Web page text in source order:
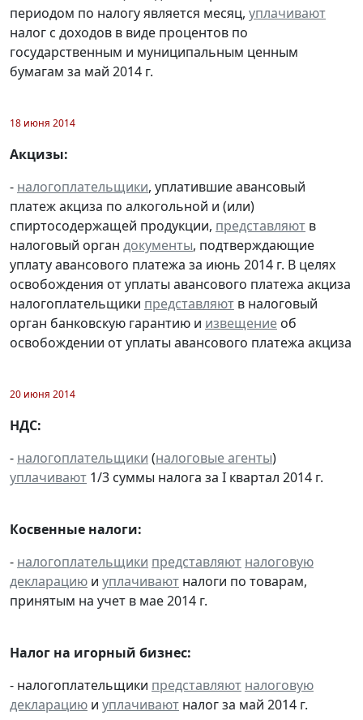
периодом по налогу является месяц, уплачивают
налог с доходов в виде процентов по
государственным и муниципальным ценным
бумагам за май 2014 г.
18 июня 2014
Акцизы:
- налогоплательщики, уплатившие авансовый
платеж акциза по алкогольной и (или)
спиртосодержащей продукции, представляют в
налоговый орган документы, подтверждающие
уплату авансового платежа за июнь 2014 г. В целях
освобождения от уплаты авансового платежа акциза
налогоплательщики представляют в налоговый
орган банковскую гарантию и извещение об
освобождении от уплаты авансового платежа акциза
20 июня 2014
НДС:
- налогоплательщики (налоговые агенты)
уплачивают 1/3 суммы налога за I квартал 2014 г.
Косвенные налоги:
- налогоплательщики представляют налоговую
декларацию и уплачивают налоги по товарам,
принятым на учет в мае 2014 г.
Налог на игорный бизнес:
- налогоплательщики представляют налоговую
декларацию и уплачивают налог за май 2014 г.